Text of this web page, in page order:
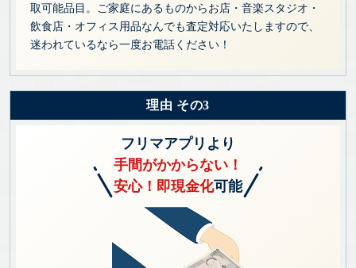
取可能品目。ご家庭にあるものからお店・音楽スタジオ・
飲食店・オフィス用品なんでも査定対応いたしますので、
迷われているなら一度お電話ください！
理由 その3
フリマアプリより
手間がかからない！
安心！即現金化可能